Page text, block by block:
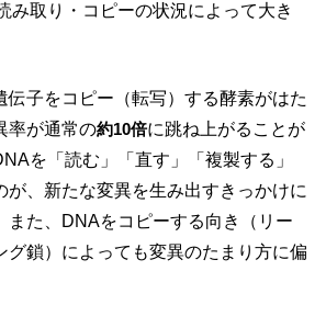
み取り・コピーの状況によって大き
伝子をコピー（転写）する酵素がはた
率が通常の約10倍に跳ね上がることが
を「読む」「直す」「複製する」
が、新たな変異を生み出すきっかけに
また、DNAをコピーする向き（リー
グ鎖）によっても変異のたまり方に偏